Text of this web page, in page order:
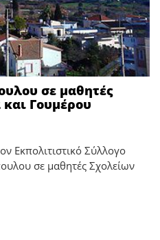
σε μαθητές
Γουμέρου
Εκπολιτιστικό Σύλλογο
σε μαθητές Σχολείων